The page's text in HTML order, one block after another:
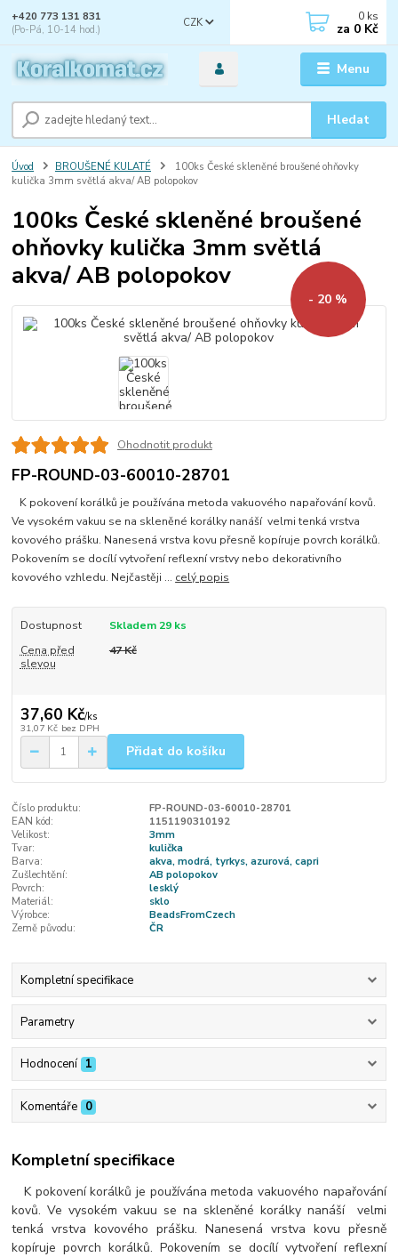
Menu
CZK
Hledat
+420 773 131 831
(Po-Pá, 10-14 hod.)
0 ks
za 0 Kč
Úvod BROUŠENÉ KULATÉ
100ks České skleněné broušené ohňovky
kulička 3mm světlá akva/ AB polopokov
100ks České skleněné broušené
ohňovky kulička 3mm světlá
akva/ AB polopokov
- 20 %
Ohodnotit produkt
FP-ROUND-03-60010-28701
K pokovení korálků je používána metoda vakuového napařování kovů.
Ve vysokém vakuu se na skleněné korálky nanáší velmi tenká vrstva
kovového prášku. Nanesená vrstva kovu přesně kopíruje povrch korálků.
Pokovením se docílí vytvoření reflexní vrstvy nebo dekorativního
kovového vzhledu. Nejčastěji ... celý popis
Dostupnost
Skladem 29 ks
Cena před
slevou
47 Kč
37,60 Kč/ks
31,07 Kč bez DPH
Přidat do košíku
Číslo produktu:
FP-ROUND-03-60010-28701
EAN kód:
1151190310192
Velikost:
3mm
Tvar:
kulička
Barva:
akva, modrá, tyrkys, azurová, capri
Zušlechtění:
AB polopokov
Povrch:
lesklý
Materiál:
sklo
Výrobce:
BeadsFromCzech
Země původu:
ČR
Kompletní specifikace
Parametry
Hodnocení 1
Komentáře 0
Kompletní specifikace
K pokovení korálků je používána metoda vakuového napařování
kovů. Ve vysokém vakuu se na skleněné korálky nanáší velmi
tenká vrstva kovového prášku. Nanesená vrstva kovu přesně
kopíruje povrch korálků. Pokovením se docílí vytvoření reflexní